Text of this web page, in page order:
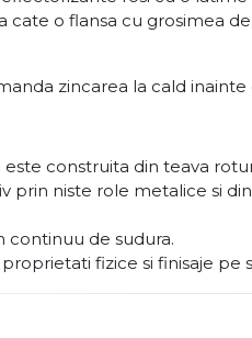
cate o flansa cu grosimea
zincarea la cald inainte
construita din teava
prin niste role metalice si
de sudura.
fizice si finisaje